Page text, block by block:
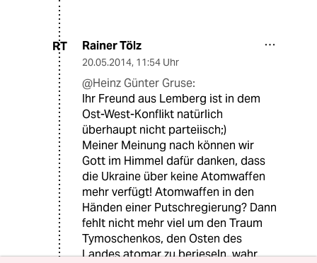
RT Rainer Tölz
20.05.2014, 11:54 Uhr
@Heinz Günter Gruse:
Ihr Freund aus Lemberg ist in dem
Ost-West-Konflikt natürlich
überhaupt nicht parteiisch;)
Meiner Meinung nach können wir
Gott im Himmel dafür danken, dass
die Ukraine über keine Atomwaffen
mehr verfügt! Atomwaffen in den
Händen einer Putschregierung? Dann
fehlt nicht mehr viel um den Traum
Tymoschenkos, den Osten des
Landes atomar zu berieseln, wahr